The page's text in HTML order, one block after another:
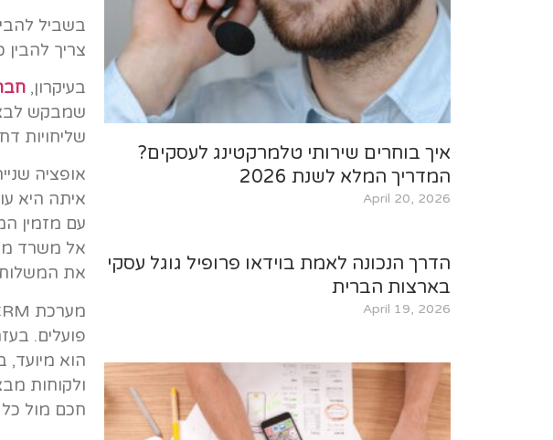
צריך
בעיקרון,
שמבקש
שליחויות
אופציה
איתה היא
עם מזמין
אל משרד
את המשלוח
פועלים.
הוא מיועד,
ולקוחות
חכם מול כל
איך בוחרים שירותי טלמרקטינג לעסקים?
המדריך המלא לשנת 2026
April 20, 2026
הדרך הנכונה לאמת בוידאו פרופיל גוגל עסקי
בארצות הברית
April 19, 2026